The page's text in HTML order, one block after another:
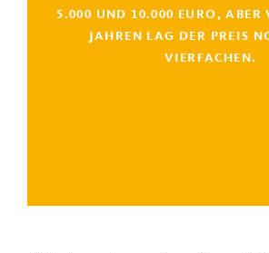
.000 UND 10.000 EURO, ABER
AHREN LAG DER PREIS
IERFACHEN.